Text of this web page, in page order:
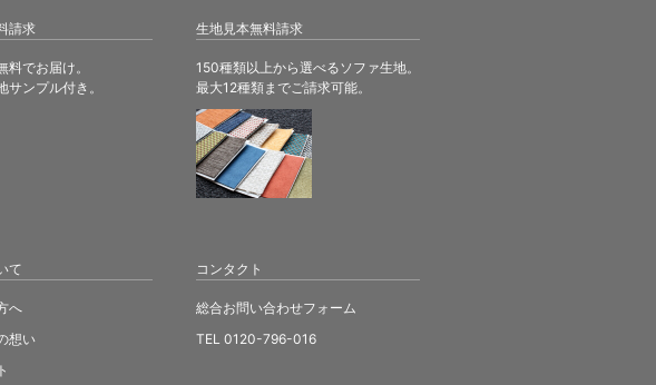
請求
料でお届け。
サンプル付き。
生地見本無料請求
150種類以上から選べるソファ生地。
最大12種類までご請求可能。
て
へ
想い
コンタクト
総合お問い合わせフォーム
TEL 0120-796-016